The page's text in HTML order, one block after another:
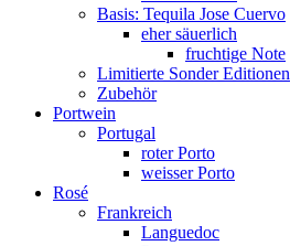
Basis: Tequila Jose Cuervo
eher säuerlich
fruchtige Note
Limitierte Sonder Editionen
Zubehör
Portwein
Portugal
roter Porto
weisser Porto
Rosé
Frankreich
Languedoc